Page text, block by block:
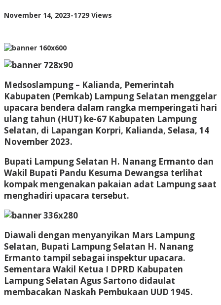
November 14, 2023by
-1729 Views
Medsoslampung – Kalianda, Pemerintah
Kabupaten (Pemkab) Lampung Selatan menggelar
upacara bendera dalam rangka memperingati hari
ulang tahun (HUT) ke-67 Kabupaten Lampung
Selatan, di Lapangan Korpri, Kalianda, Selasa, 14
November 2023.
Bupati Lampung Selatan H. Nanang Ermanto dan
Wakil Bupati Pandu Kesuma Dewangsa terlihat
kompak mengenakan pakaian adat Lampung saat
menghadiri upacara tersebut.
Diawali dengan menyanyikan Mars Lampung
Selatan, Bupati Lampung Selatan H. Nanang
Ermanto tampil sebagai inspektur upacara.
Sementara Wakil Ketua I DPRD Kabupaten
Lampung Selatan Agus Sartono didaulat
membacakan Naskah Pembukaan UUD 1945.